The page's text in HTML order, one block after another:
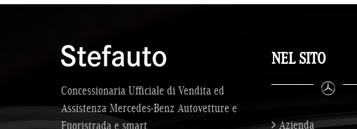
Concessionaria Ufficiale di Vendita ed
Assistenza Mercedes-Benz Autovetture e
Fuoristrada e smart.
NEL SITO
Azienda